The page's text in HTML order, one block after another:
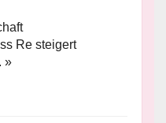
Re steigert
»